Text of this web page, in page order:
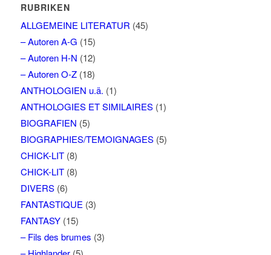
RUBRIKEN
ALLGEMEINE LITERATUR (45)
– Autoren A-G (15)
– Autoren H-N (12)
– Autoren O-Z(18)
ANTHOLOGIEN u.ä. (1)
ANTHOLOGIES ET SIMILAIRES(1)
BIOGRAFIEN (5)
BIOGRAPHIES/TEMOIGNAGES(5)
CHICK-LIT(8)
CHICK-LIT(8)
DIVERS(6)
FANTASTIQUE (3)
FANTASY(15)
– Fils des brumes (3)